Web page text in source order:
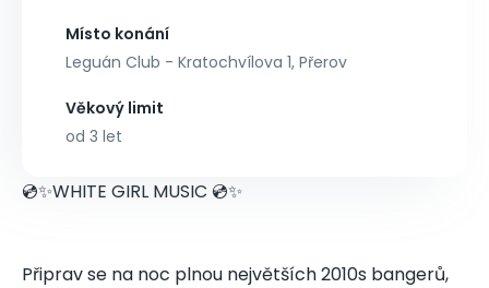
Místo konání
Leguán Club - Kratochvílova 1, Přerov
Věkový limit
od 3 let
💿✨WHITE GIRL MUSIC 💿✨
Připrav se na noc plnou největších 2010s bangerů,